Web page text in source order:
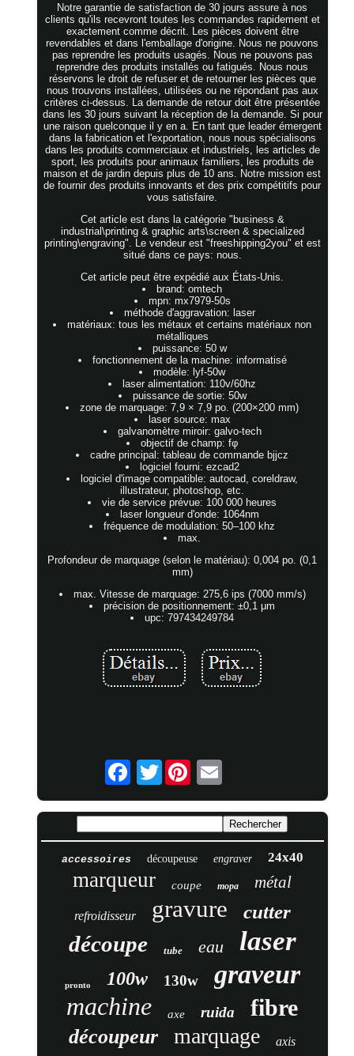
Notre garantie de satisfaction de 30 jours assure à nos
clients qu'ils recevront toutes les commandes rapidement et
exactement comme décrit. Les pièces doivent être
revendables et dans l'emballage d'origine. Nous ne pouvons
pas reprendre les produits usagés. Nous ne pouvons pas
reprendre des produits installés ou fatigués. Nous nous
réservons le droit de refuser et de retourner les pièces que
nous trouvons installées, utilisées ou ne répondant pas aux
critères ci-dessus. La demande de retour doit être présentée
dans les 30 jours suivant la réception de la demande. Si pour
une raison quelconque il y en a. En tant que leader émergent
dans la fabrication et l'exportation, nous nous spécialisons
dans les produits commerciaux et industriels, les articles de
sport, les produits pour animaux familiers, les produits de
maison et de jardin depuis plus de 10 ans. Notre mission est
de fournir des produits innovants et des prix compétitifs pour
vous satisfaire.
Cet article est dans la catégorie "business &
industrial\printing & graphic arts\screen & specialized
printing\engraving". Le vendeur est "freeshipping2you" et est
situé dans ce pays: nous.
Cet article peut être expédié aux États-Unis.
brand: omtech
mpn: mx7979-50s
méthode d'aggravation: laser
matériaux: tous les métaux et certains matériaux non
métalliques
puissance: 50 w
fonctionnement de la machine: informatisé
modèle: lyf-50w
laser alimentation: 110v/60hz
puissance de sortie: 50w
zone de marquage: 7,9 × 7,9 po. (200×200 mm)
laser source: max
galvanomètre miroir: galvo-tech
objectif de champ: fφ
cadre principal: tableau de commande bjjcz
logiciel fourni: ezcad2
logiciel d'image compatible: autocad, coreldraw,
illustrateur, photoshop, etc.
vie de service prévue: 100 000 heures
laser longueur d'onde: 1064nm
fréquence de modulation: 50–100 khz
max.
Profondeur de marquage (selon le matériau): 0,004 po. (0,1
mm)
max. Vitesse de marquage: 275,6 ips (7000 mm/s)
précision de positionnement: ±0,1 μm
upc: 797434249784
Twitter
accessoires découpeuse engraver 24x40
marqueur coupe mopa métal
refroidisseur gravure cutter
découpe tube eau laser
pronto 100w 130w graveur
machine axe ruida fibre
découpeur marquage axis